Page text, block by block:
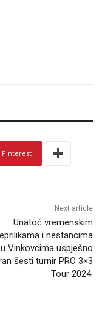
Pinterest
Next article
Unatoč vremenskim
i nestancima
Vinkovcima uspješno
šesti turnir PRO 3×3
Tour 2024.